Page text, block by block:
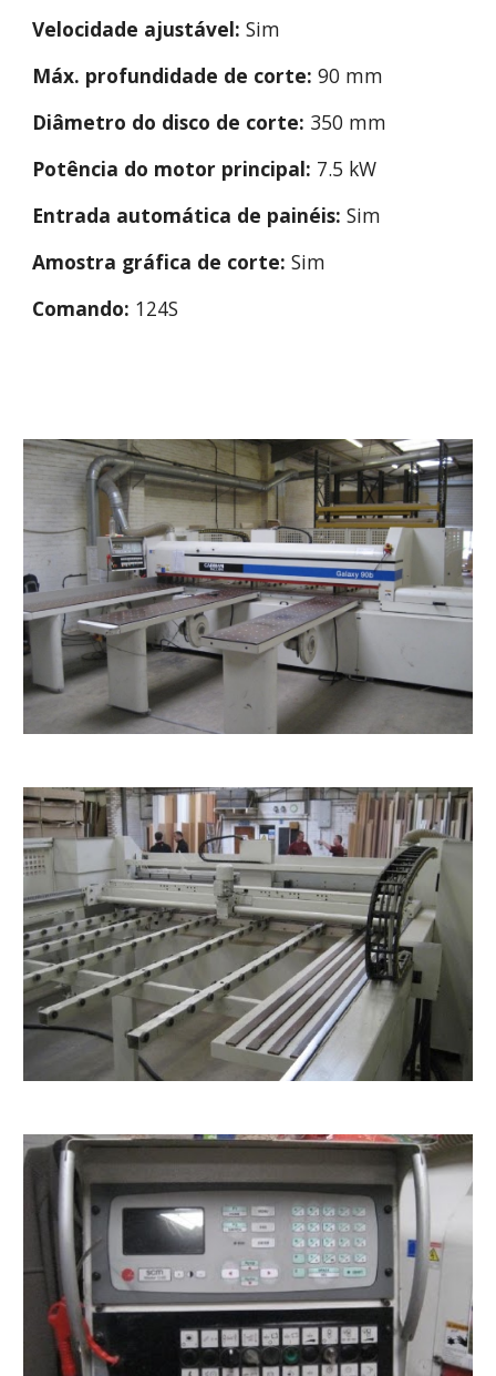
Velocidade ajustável: Sim
Máx. profundidade de corte: 90 mm
Diâmetro do disco de corte: 350 mm
Potência do motor principal: 7.5 kW
Entrada automática de painéis: Sim
Amostra gráfica de corte: Sim
Comando: 124S